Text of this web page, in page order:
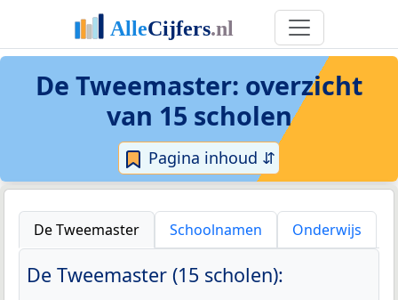
De Tweemaster: overzicht
van 15 scholen
Pagina inhoud ⇵
De Tweemaster Schoolnamen Onderwijs
De Tweemaster (15 scholen):